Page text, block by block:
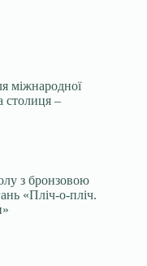
міжнародної
столиця –
з бронзовою
«Пліч-о-пліч.